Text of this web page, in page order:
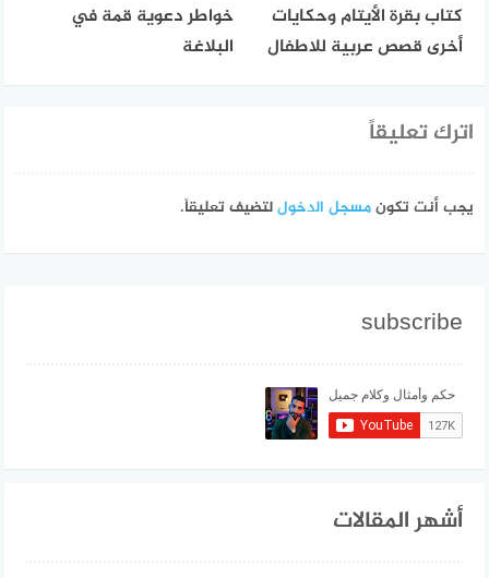
‫كتاب بقرة الأيتام وحكايات
أخرى قصص عربية للاطفال
خواطر دعوية قمة في
البلاغة
اترك تعليقاً
يجب أنت تكونمسجل الدخوللتضيف تعليقاً.
subscribe
أشهر المقالات